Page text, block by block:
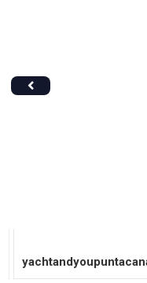
yachtandyoupuntacana